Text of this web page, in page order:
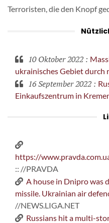
Terroristen, die den Knopf
10 Oktober 2022:
ukrainisches Gebiet durch
16 September 2022:
Einkaufszentrum in
https://
:: //PRAVDA
A house in Dnipro was
missile. Ukrainian air
//NEWS.LIGA.NET
Russians hit a multi-